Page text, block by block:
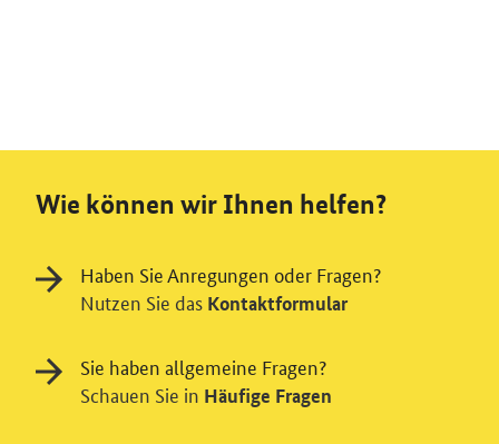
Wie können wir Ihnen helfen?
Haben Sie Anregungen oder Fragen?
Nutzen Sie das Kontaktformular
Sie haben allgemeine Fragen?
Schauen Sie in Häufige Fragen